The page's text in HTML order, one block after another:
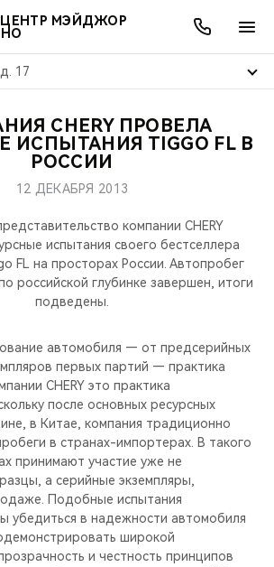
ЦЕНТР МЭЙДЖОР
17
МОДЕЛИ
ПОКУПАТЕЛЯМ
ВЛАДЕЛЬЦАМ
МИР CHERY
АКЦИИ
ОНЛАЙН СЕРВИСЫ
О КОМПАНИИ
CHERY ПРОВЕЛА
ИСПЫТАНИЯ TIGGO FL В
РОССИИ
12 ДЕКАБРЯ 2013
компании CHERY
испытания своего бестселлера
FL на просторах России. Автопробег
российской глубинке завершен, итоги
подведены.
автомобиля — от предсерийных
первых партий — практика
CHERY это практика
после основных ресурсных
в Китае, компания традиционно
в странах-импортерах. В такого
принимают участие уже не
а серийные экземпляры,
Подобные испытания
убедиться в надежности автомобиля
широкой
и честность принципов